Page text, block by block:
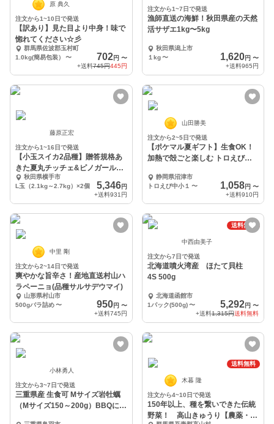
原 典久
注文から1~10日で発送
【訳あり】見た目より中身！味で
惚れてください☆彡
群馬県佐波郡玉村町
1.0kg(簡易包装）
〜 702円 〜
+送料745円445円
注文から1~7日で発送
漁師直送の海鮮！秋田県産の天然
活サザエ1kg〜5kg
秋田県潟上市
１kg 〜 1,620円 〜
+送料965円
藤原正宏
注文から1~16日で発送
【小玉スイカ2品種】贈答規格あ
きた夏丸チッチェ&ピノガール食
べ比べセット
秋田県横手市
L玉（2.1kg～2.7kg）×2個
5,346円
+送料931円
山田勝美
注文から2~5日で発送
【ポケマル夏ギフト】生食OK！
加熱で殻ごと楽しむ トロえび中
静岡県沼津市
トロえび中小１ 〜 1,058円 〜
+送料910円
中里 剛
注文から2~14日で発送
爽やかな旨辛さ！産地直送村山ハ
ラペーニョ(品種サルサデウマイ)
山形県村山市
500gバラ詰め〜 950円 〜
+送料745円
送料無料
中西由美子
注文から7日で発送
北海道噴火湾産 ほたて貝柱
4S 500g
北海道函館市
1パック(500g) 〜 5,292円 〜
+送料1,315円送料無料
小林勇人
注文から3~7日で発送
三重県産 生食可 Mサイズ岩牡蠣
（Mサイズ150～200g）BBQに牡
送料無料
木暮 隆
注文から4~10日で発送
150年以上、種を繋いできた伝統
野菜！ 高山きゅうり【農薬・化